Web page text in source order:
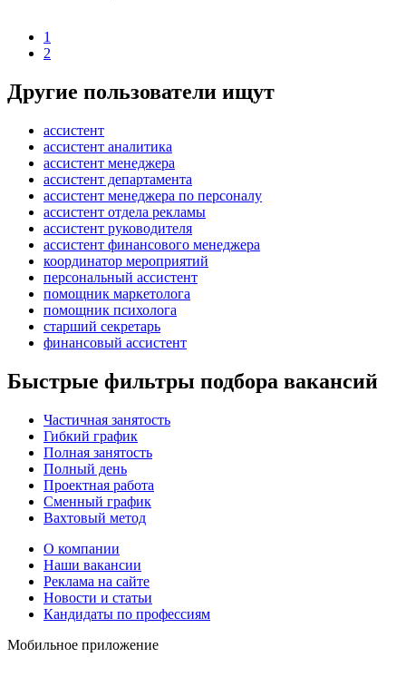
1
2
Другие пользователи ищут
ассистент
ассистент аналитика
ассистент менеджера
ассистент департамента
ассистент менеджера по персоналу
ассистент отдела рекламы
ассистент руководителя
ассистент финансового менеджера
координатор мероприятий
персональный ассистент
помощник маркетолога
помощник психолога
старший секретарь
финансовый ассистент
Быстрые фильтры подбора вакансий
Частичная занятость
Гибкий график
Полная занятость
Полный день
Проектная работа
Сменный график
Вахтовый метод
О компании
Наши вакансии
Реклама на сайте
Новости и статьи
Кандидаты по профессиям
Мобильное приложение